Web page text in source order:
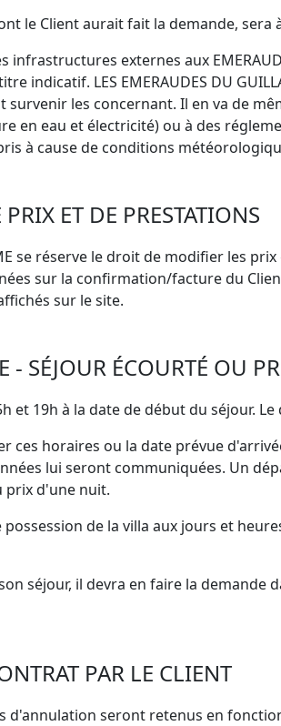
le Client aurait fait la demande, sera
externes aux
indicatif. LES EMERAUDES DU
les concernant. Il en va de
en eau et électricité) ou à des
à cause de conditions
ET DE PRESTATIONS
se réserve le droit de modifier les
sur la confirmation/facture du
sur le site.
- SÉJOUR ÉCOURTÉ OU
et 19h à la date de début du séjour.
ces horaires ou la date prévue
lui seront communiquées. Un
prix d'une nuit.
de la villa aux jours et
séjour, il devra en faire la demande
PAR LE CLIENT
d'annulation seront retenus en